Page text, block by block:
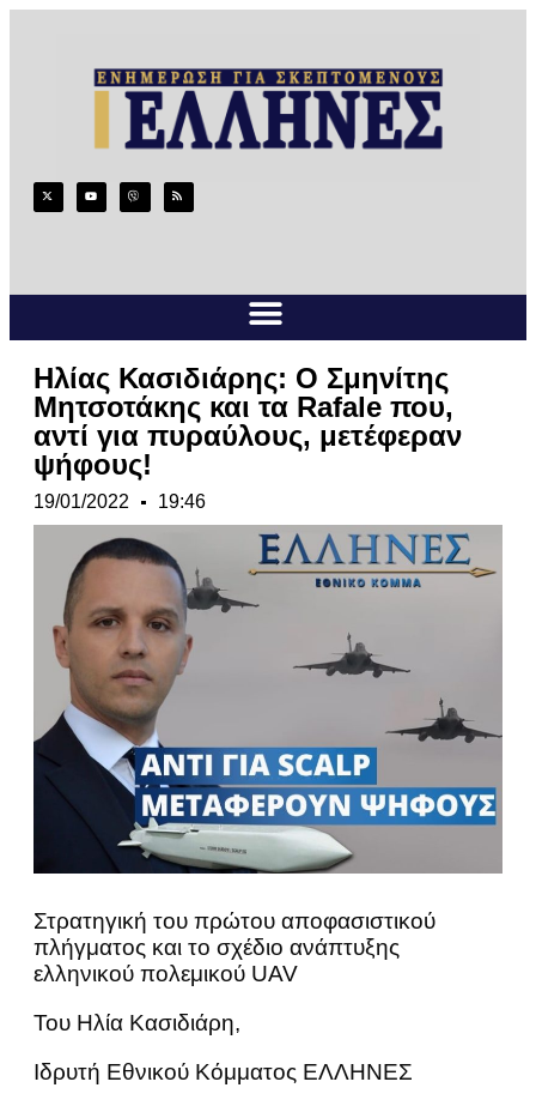
Ηλίας Κασιδιάρης: O Σμηνίτης
Μητσοτάκης και τα Rafale που,
αντί για πυραύλους, μετέφεραν
ψήφους!
19/01/2022 19:46
Στρατηγική του πρώτου αποφασιστικού
πλήγματος και το σχέδιο ανάπτυξης
ελληνικού πολεμικού UAV
Του Ηλία Κασιδιάρη,
Ιδρυτή Εθνικού Kόμματος ΕΛΛΗΝΕΣ